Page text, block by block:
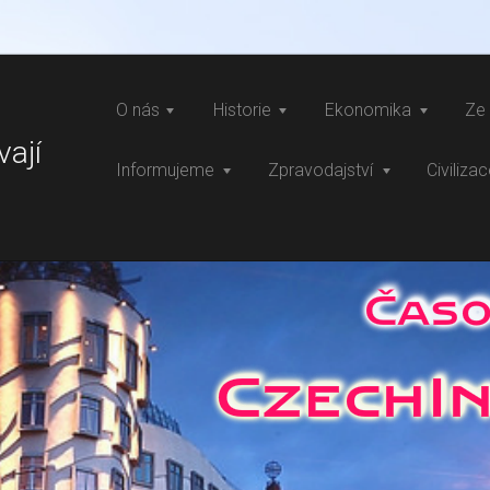
O nás Historie Ekonomika Ze
Informujeme Zpravodajství